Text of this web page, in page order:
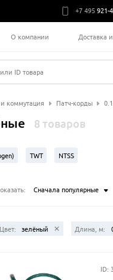
+7 495 921-
О компании Доставка
ID товара
коммутация Патч-корды
8 товаров
TWT NTSS
Сначала популярные
Цвет: зелёный Длина, м:
ID: